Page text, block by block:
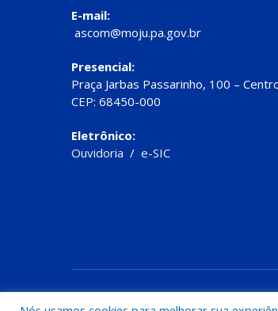
E-mail:
ascom@moju.pa.gov.br
Presencial:
Praça Jarbas Passarinho, 100 –
CEP: 68450-000
Eletrônico:
Ouvidoria / e-SIC